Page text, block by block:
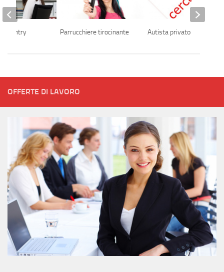
Parrucchiere tirocinante Autista privato
entry
OFFERTE DI LAVORO